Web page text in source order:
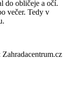
do obličeje a očí.
večer. Tedy v